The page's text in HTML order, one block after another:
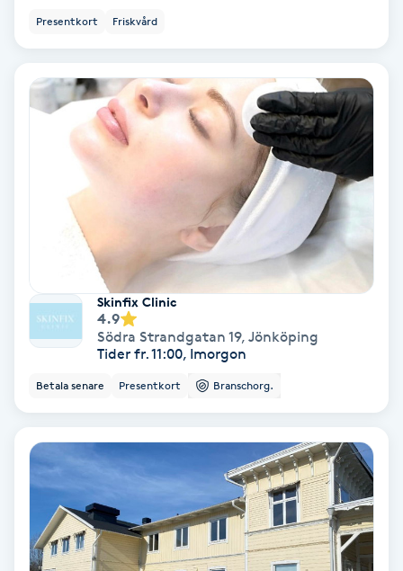
Spa-manikyr
Svensk massage
Svettbehandling
Tuina-massage
Taktil massage
Tandblekning
Tandläkare
Presentkort Friskvård
Skinfix Clinic
4.9
Södra Strandgatan 19, Jönköping
Tider fr. 11:00, Imorgon
Betala senare Presentkort Branschorg.